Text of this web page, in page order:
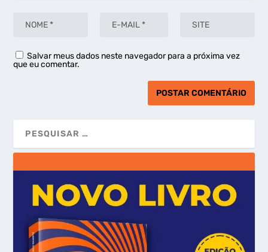
Salvar meus dados neste navegador para a próxima vez
que eu comentar.